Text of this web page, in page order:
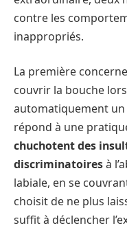
contre les
inappropriés.
La première
couvrir la bouche
automatiquement
répond à une
chuchotent des
discriminatoiresà
labiale, en se
choisit de ne plus
suffit à déclencher